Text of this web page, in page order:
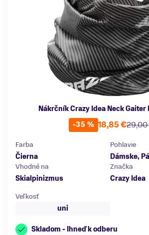
Nákrčník Crazy Idea Neck Gaiter
-35 % 18,85 €
Farba
Čierna
Pohlavie
Dámske,
Vhodné na
Skialpinizmus
Značka
Crazy Idea
Veľkosť
uni
Skladom - Ihneď k odberu